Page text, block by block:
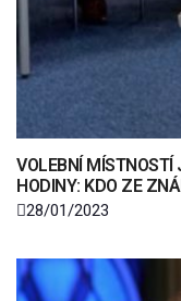
VOLEBNÍ MÍSTNOSTÍ
HODINY: KDO ZE
28/01/2023